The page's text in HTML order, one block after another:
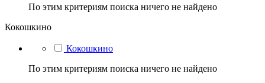
По этим критериям поиска ничего не найдено
Кокошкино
Кокошкино
По этим критериям поиска ничего не найдено